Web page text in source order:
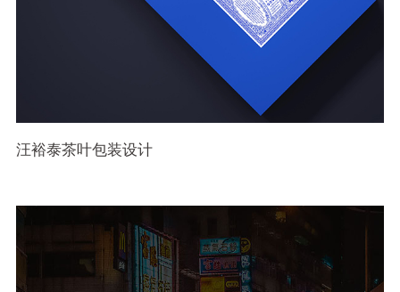
汪裕泰茶叶包装设计